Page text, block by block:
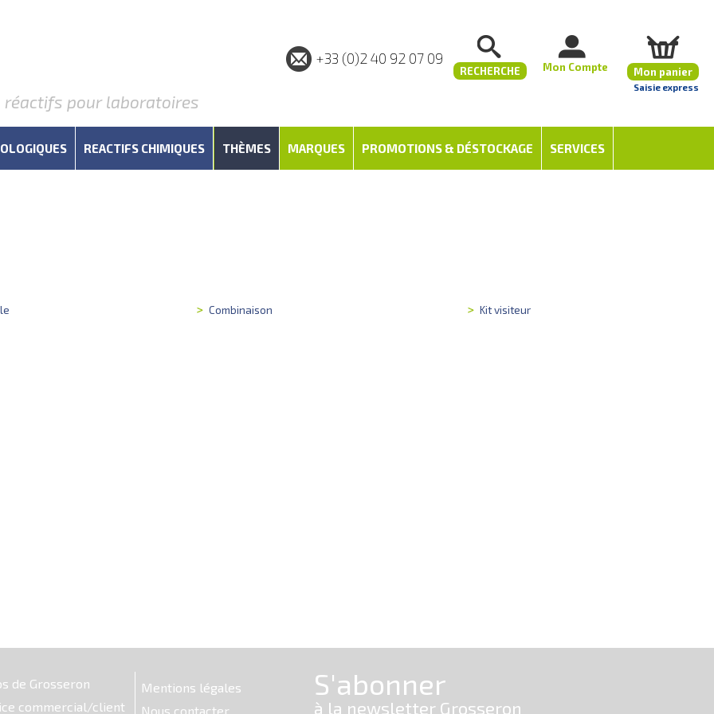
réactifs pour laboratoires
+33 (0)2 40 92 07 09
RECHERCHE Mon Compte Mon panier
Saisie express
REACTIFS CHIMIQUES THÈMES MARQUES PROMOTIONS & DÉSTOCKAGE SERVICES
Combinaison Kit visiteur
de Grosseron
commercial/client
Mentions légales
Nous contacter